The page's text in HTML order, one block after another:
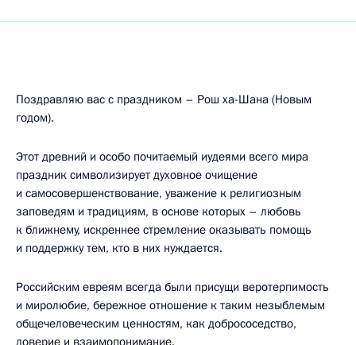
Поздравляю вас с праздником – Рош ха-Шана (Новым
годом).
Этот древний и особо почитаемый иудеями всего мира
праздник символизирует духовное очищение
и самосовершенствование, уважение к религиозным
заповедям и традициям, в основе которых – любовь
к ближнему, искреннее стремление оказывать помощь
и поддержку тем, кто в них нуждается.
Российским евреям всегда были присущи веротерпимость
и миролюбие, бережное отношение к таким незыблемым
общечеловеческим ценностям, как добрососедство,
доверие и взаимопонимание.